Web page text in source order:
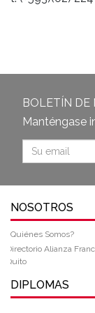
BOLETÍN DE
Manténgase
NOSOTROS
¿Quiénes Somos?
Directorio Alianza
Quito
DIPLOMAS